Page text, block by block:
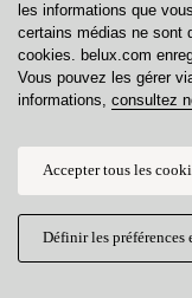
Contact
Privacy policy
Cookie policy
Gérer cookies
les informations que
certains médias ne sont
cookies. belux.com
Vous pouvez les gérer
informations, consultez
Accepter tous les
Définir les préférences